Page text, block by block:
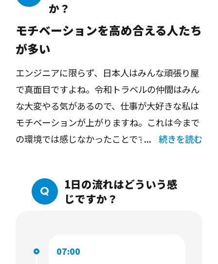
か？
モチベーションを高め合える人たち
が多い
エンジニアに限らず、日本人はみんな頑張り屋
で真面目ですよね。令和トラベルの仲間はみん
な大変やる気があるので、仕事が大好きな私は
モチベーションが上がりますね。これは今まで
の環境では感じなかったことです。
続きを読む
1日の流れはどういう感
じですか？
07:00